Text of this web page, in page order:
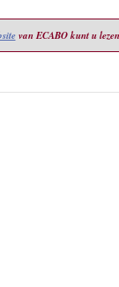
van ECABO kunt u